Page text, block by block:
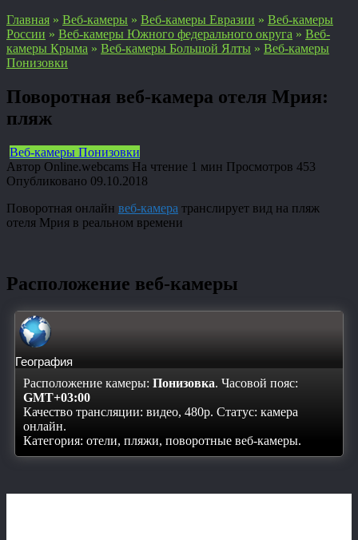
Главная » Веб-камеры » Веб-камеры Евразии » Веб-камеры
России » Веб-камеры Южного федерального округа » Веб-
камеры Крыма » Веб-камеры Большой Ялты » Веб-камеры
Понизовки
Поворотная веб-камера отеля Мрия:
пляж
Веб-камеры Понизовки
Автор Online.webcams На чтение 1 мин Просмотров 453
Опубликовано 09.10.2018
Поворотная онлайн веб-камера транслирует вид на пляж
отеля Мрия в реальном времени
Расположение веб-камеры
География
Расположение камеры: Понизовка. Часовой пояс:
GMT+03:00
Качество трансляции: видео, 480p. Статус: камера
онлайн.
Категория: отели, пляжи, поворотные веб-камеры.